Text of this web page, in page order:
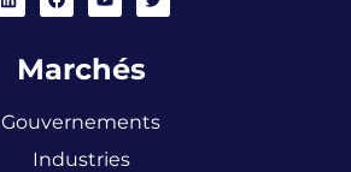
Marchés
Gouvernements
Industries